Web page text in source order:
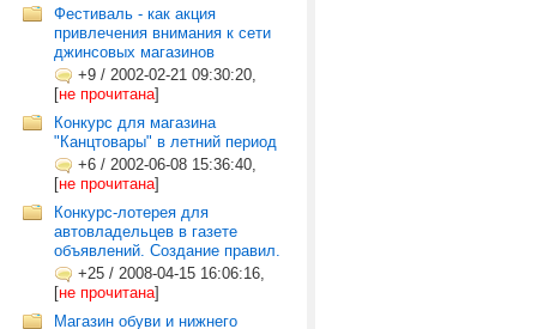
Фестиваль - как акция
привлечения внимания к сети
джинсовых магазинов
+9 / 2002-02-21 09:30:20,
[не прочитана]
Конкурс для магазина
"Канцтовары" в летний период
+6 / 2002-06-08 15:36:40,
[не прочитана]
Конкурс-лотерея для
автовладельцев в газете
объявлений. Создание правил.
+25 / 2008-04-15 16:06:16,
[не прочитана]
Магазин обуви и нижнего